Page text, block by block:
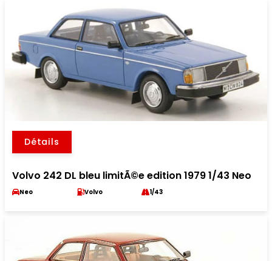
Détails
Volvo 242 DL bleu limitÃ©e edition 1979 1/43 Neo
Neo Volvo 1/43